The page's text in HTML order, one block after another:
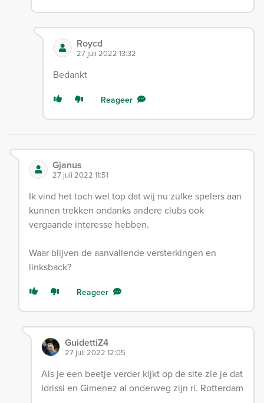
Roycd
27 juli 2022 13:32
Bedankt
Reageer
Gjanus
27 juli 2022 11:51
Ik vind het toch wel top dat wij nu zulke spelers aan
kunnen trekken ondanks andere clubs ook
vergaande interesse hebben.
Waar blijven de aanvallende versterkingen en
linksback?
Reageer
GuidettiZ4
27 juli 2022 12:05
Als je een beetje verder kijkt op de site zie je dat
Idrissi en Gimenez al onderweg zijn ri. Rotterdam